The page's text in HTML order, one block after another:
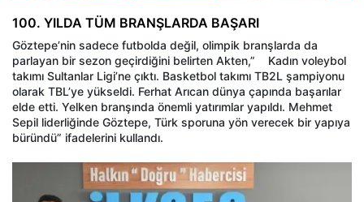
100. YILDA TÜM BRANŞLARDA BAŞARI
Göztepe’nin sadece futbolda değil, olimpik branşlarda da
parlayan bir sezon geçirdiğini belirten Akten,” Kadın voleybol
takımı Sultanlar Ligi’ne çıktı. Basketbol takımı TB2L şampiyonu
olarak TBL’ye yükseldi. Ferhat Arıcan dünya çapında başarılar
elde etti. Yelken branşında önemli yatırımlar yapıldı. Mehmet
Sepil liderliğinde Göztepe, Türk sporuna yön verecek bir yapıya
büründü” ifadelerini kullandı.